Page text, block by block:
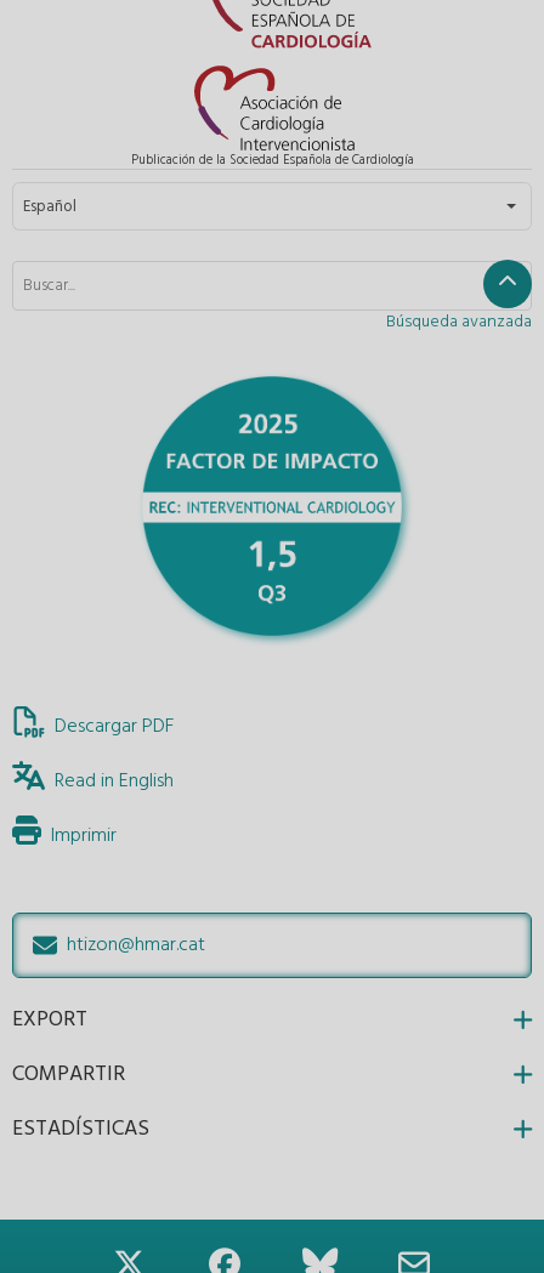
Publicación de la Sociedad Española de Cardiología
Seleccione su idioma
Español
Búsqueda avanzada
Descargar PDF
Read in English
Imprimir
htizon@hmar.cat
EXPORT
COMPARTIR
ESTADÍSTICAS